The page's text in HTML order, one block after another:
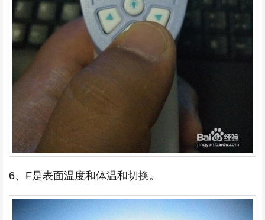
6、F是表面温度和体温和切换。